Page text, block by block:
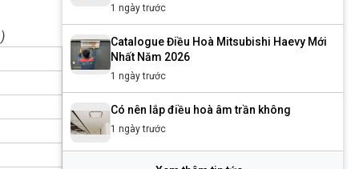
1 ngày trước
Catalogue Điều Hoà Mitsubishi Haevy Mới
Nhất Năm 2026
1 ngày trước
Có nên lắp điều hoà âm trần không
1 ngày trước